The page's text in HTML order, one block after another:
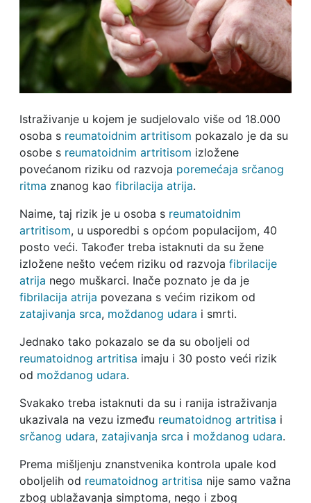
Istraživanje u kojem je sudjelovalo više od 18.000
osoba s reumatoidnim artritisom pokazalo je da su
osobe s reumatoidnim artritisom izložene
povećanom riziku od razvoja poremećaja srčanog
ritma znanog kao fibrilacija atrija.
Naime, taj rizik je u osoba s reumatoidnim
artritisom, u usporedbi s općom populacijom, 40
posto veći. Također treba istaknuti da su žene
izložene nešto većem riziku od razvoja fibrilacije
atrija nego muškarci. Inače poznato je da je
fibrilacija atrija povezana s većim rizikom od
zatajivanja srca, moždanog udara i smrti.
Jednako tako pokazalo se da su oboljeli od
reumatoidnog artritisa imaju i 30 posto veći rizik
od moždanog udara.
Svakako treba istaknuti da su i ranija istraživanja
ukazivala na vezu između reumatoidnog artritisa i
srčanog udara, zatajivanja srca i moždanog udara.
Prema mišljenju znanstvenika kontrola upale kod
oboljelih od reumatoidnog artritisa nije samo važna
zbog ublažavanja simptoma, nego i zbog